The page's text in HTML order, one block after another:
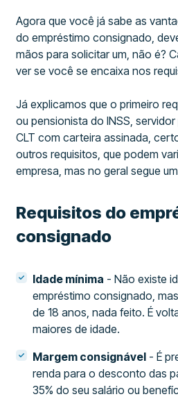
Agora que você já sabe as
do empréstimo consignado,
mãos para solicitar um, não é?
ver se você se encaixa nos
Já explicamos que o primeiro
ou pensionista do INSS,
CLT com carteira assinada,
outros requisitos, que podem
empresa, mas no geral segue
Requisitos do
consignado
Idade mínima - Não existe
empréstimo consignado,
de 18 anos, nada feito. É
maiores de idade.
Margem consignável - É
renda para o desconto das
35% do seu salário ou